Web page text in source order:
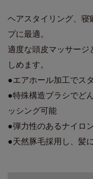
ヘアスタイリング、寝
プに最適。
適度な頭皮マッサージ
しめます。
●エアホール加工でス
●特殊構造ブラシでど
ッシング可能
●弾力性のあるナイロ
●天然豚毛採用し、髪